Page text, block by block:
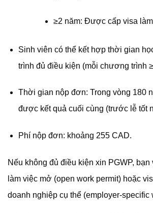
≥2 năm: Được cấp visa
Sinh viên có thể kết hợp thời gian
trình đủ điều kiện (mỗi chương trình
Thời gian nộp đơn: Trong vòng 180
được kết quả cuối cùng (trước lễ tốt
Phí nộp đơn: khoảng 255 CAD.
Nếu không đủ điều kiện xin PGWP, bạn
làm việc mở (open work permit) hoặc
doanh nghiệp cụ thể (employer-specific